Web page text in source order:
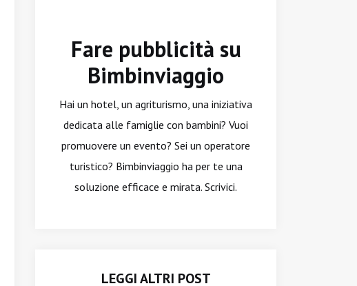
Fare pubblicità su
Bimbinviaggio
Hai un hotel, un agriturismo, una iniziativa
dedicata alle famiglie con bambini? Vuoi
promuovere un evento? Sei un operatore
turistico? Bimbinviaggio ha per te una
soluzione efficace e mirata. Scrivici.
LEGGI ALTRI POST